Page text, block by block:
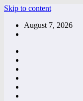
Skip to content
August 7, 2026